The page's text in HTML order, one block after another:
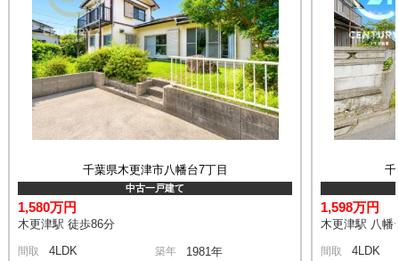
千葉県木更津市八幡台7丁目
中古一戸建て
1,580万円
木更津駅 徒歩86分
間取 4LDK 築年 1981年
千
1,598万円
木更津駅 八幡
間取 4LDK